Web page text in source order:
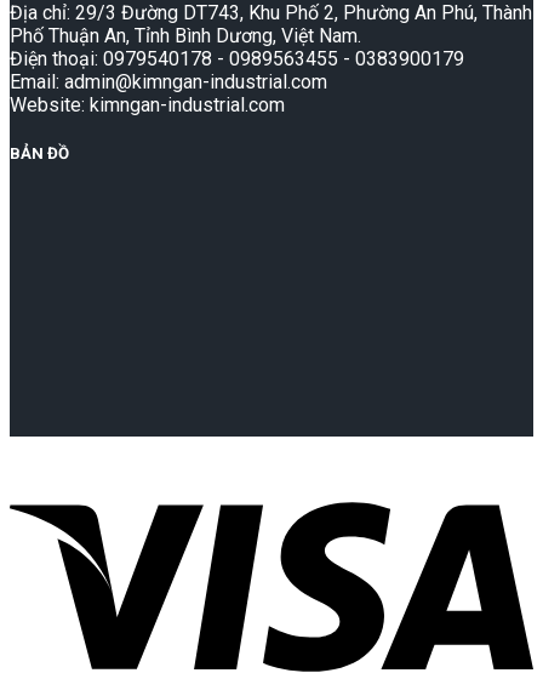
Địa chỉ: 29/3 Đường DT743, Khu Phố 2, Phường An Phú, Thành
Phố Thuận An, Tỉnh Bình Dương, Việt Nam.
Điện thoại: 0979540178 - 0989563455 - 0383900179
Email: admin@kimngan-industrial.com
Website: kimngan-industrial.com
BẢN ĐỒ